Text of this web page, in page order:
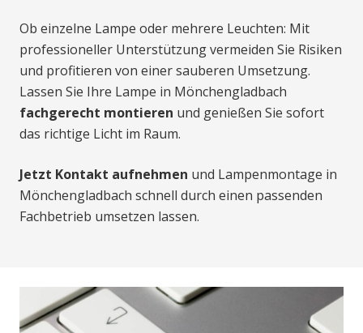
Ob einzelne Lampe oder mehrere Leuchten: Mit
professioneller Unterstützung vermeiden Sie Risiken
und profitieren von einer sauberen Umsetzung.
Lassen Sie Ihre Lampe in Mönchengladbach
fachgerecht montieren und genießen Sie sofort
das richtige Licht im Raum.
Jetzt Kontakt aufnehmen und Lampenmontage in
Mönchengladbach schnell durch einen passenden
Fachbetrieb umsetzen lassen.